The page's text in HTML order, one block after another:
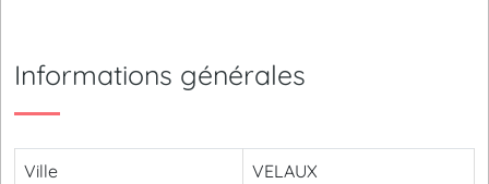
Informations générales
Ville VELAUX